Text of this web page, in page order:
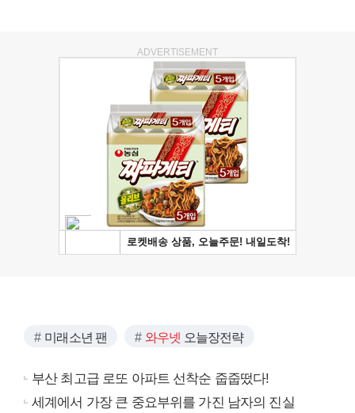
ADVERTISEMENT
미래소년 팬 와우넷 오늘장전략
부산 최고급 로또 아파트 선착순 줍줍떴다!
세계에서 가장 큰 중요부위를 가진 남자의 진실